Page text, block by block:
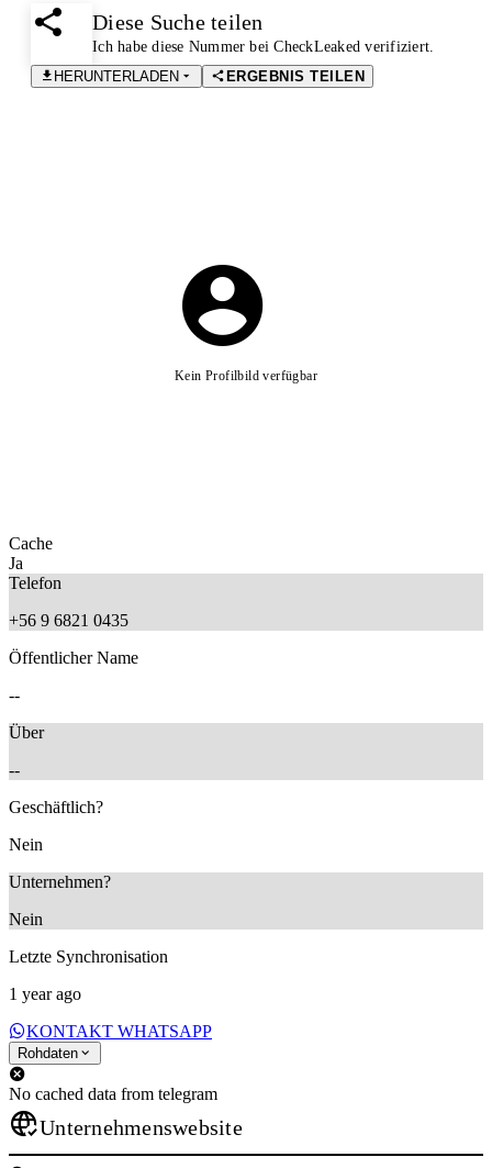
Diese Suche teilen
Ich habe diese Nummer bei CheckLeaked verifiziert.
HERUNTERLADEN
ERGEBNIS TEILEN
Kein Profilbild verfügbar
Cache
Ja
Telefon
+56 9 6821 0435
Öffentlicher Name
--
Über
--
Geschäftlich?
Nein
Unternehmen?
Nein
Letzte Synchronisation
1 year ago
KONTAKT WHATSAPP
Rohdaten
No cached data from telegram
Unternehmenswebsite